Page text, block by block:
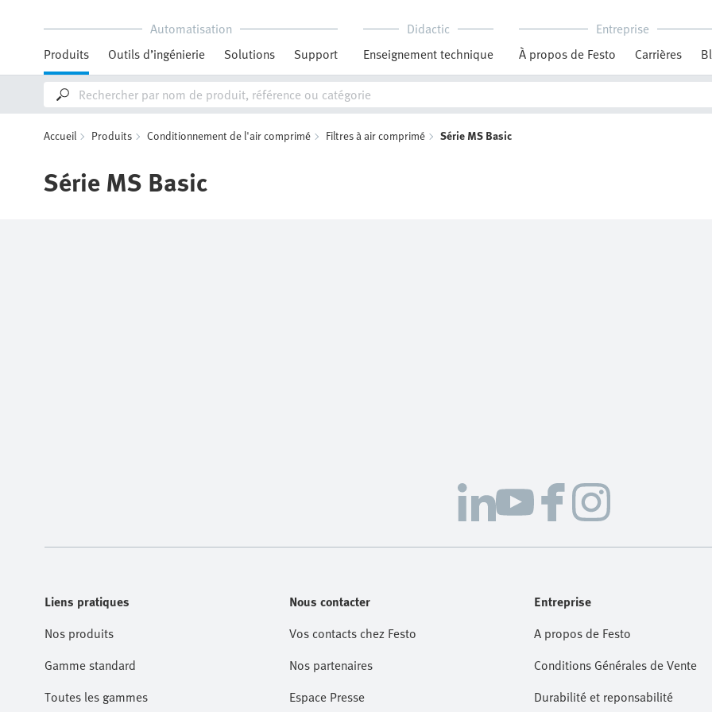
Automatisation
Produits
Outils d’ingénierie Solutions Support
Didactic
Enseignement technique
Entreprise
À propos de Festo
Carrières
Accueil Produits Conditionnement de l'air comprimé Filtres à air comprimé Série MS Basic
Série MS Basic
Liens pratiques
Nos produits
Gamme standard
Toutes les gammes
Nous contacter
Vos contacts chez Festo
Nos partenaires
Espace Presse
Entreprise
A propos de Festo
Conditions Générales de Vente
Durabilité et reponsabilité